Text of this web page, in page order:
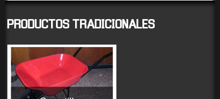
PRODUCTOS TRADICIONALES